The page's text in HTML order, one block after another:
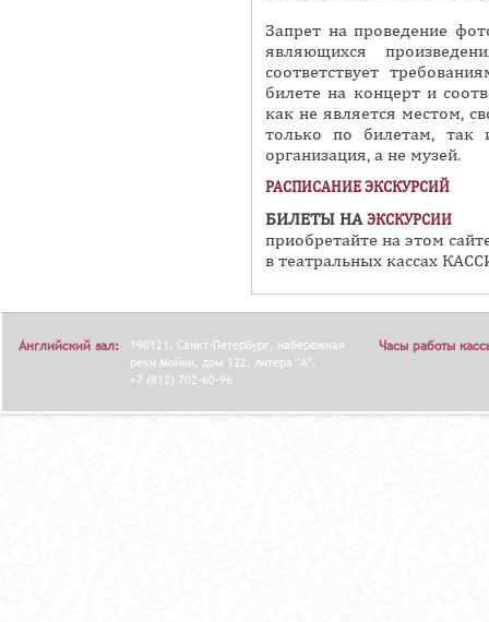
Запрет на проведение
являющихся
соответствует
билете на концерт и
как не является местом,
только по билетам, так
организация, а не музей.
РАСПИСАНИЕ ЭКСКУРСИЙ
БИЛЕТЫ НАЭКСКУРСИИ
приобретайте на этом
в театральных кассах
Английский зал:
190121, Санкт-Петербург, набережная
реки Мойки, дом 122, литера "А".
+7 (812) 702-60-96
Часы работы